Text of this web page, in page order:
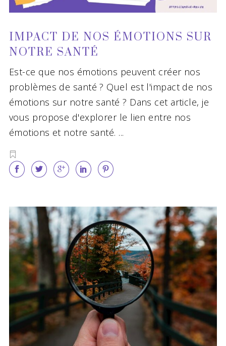
IMPACT DE NOS ÉMOTIONS SUR
NOTRE SANTÉ
Est-ce que nos émotions peuvent créer nos
problèmes de santé ? Quel est l'impact de nos
émotions sur notre santé ? Dans cet article, je
vous propose d'explorer le lien entre nos
émotions et notre santé.